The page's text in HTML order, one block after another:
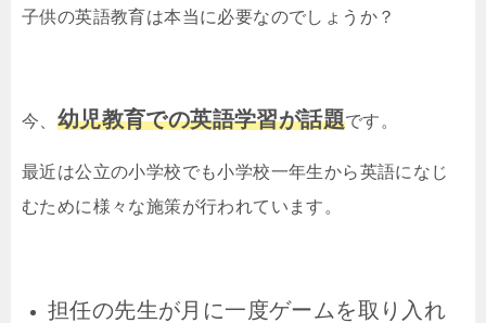
子供の英語教育は本当に必要なのでしょうか？
今、 幼児教育での英語学習が話題です。
最近は公立の小学校でも小学校一年生から英語になじ
むために様々な施策が行われています。
担任の先生が月に一度ゲームを取り入れ